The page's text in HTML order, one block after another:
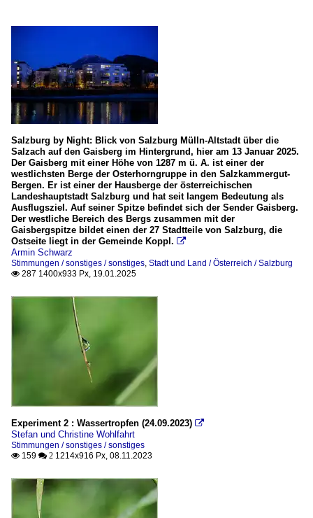
Salzburg by Night: Blick von Salzburg Mülln-Altstadt über die
Salzach auf den Gaisberg im Hintergrund, hier am 13 Januar 2025.
Der Gaisberg mit einer Höhe von 1287 m ü. A. ist einer der
westlichsten Berge der Osterhorngruppe in den Salzkammergut-
Bergen. Er ist einer der Hausberge der österreichischen
Landeshauptstadt Salzburg und hat seit langem Bedeutung als
Ausflugsziel. Auf seiner Spitze befindet sich der Sender Gaisberg.
Der westliche Bereich des Bergs zusammen mit der
Gaisbergspitze bildet einen der 27 Stadtteile von Salzburg, die
Ostseite liegt in der Gemeinde Koppl. 
Armin Schwarz
Stimmungen / sonstiges / sonstiges Stadt und Land / Österreich / Salzburg
 287 1400x933 Px, 19.01.2025
Experiment 2 : Wassertropfen (24.09.2023) 
Stefan und Christine Wohlfahrt
Stimmungen / sonstiges / sonstiges
 159  2 1214x916 Px, 08.11.2023